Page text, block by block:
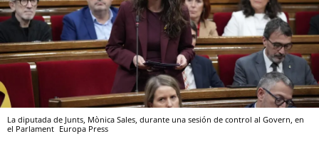
La diputada de Junts, Mònica Sales, durante una sesión de control al Govern, en
el Parlament Europa Press